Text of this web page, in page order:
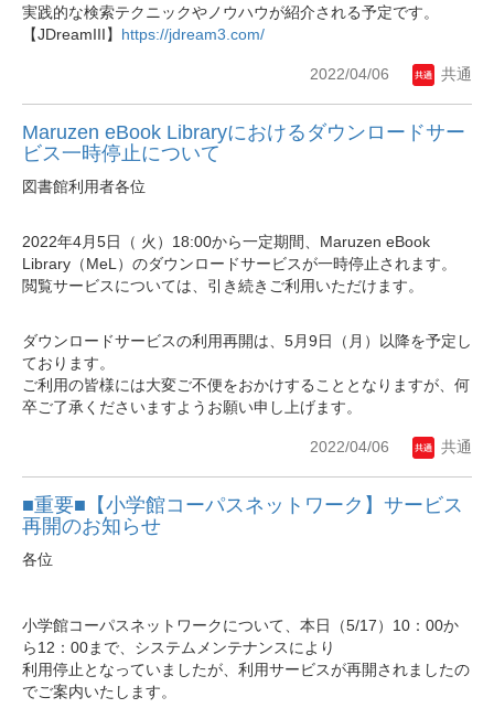
実践的な検索テクニックやノウハウが紹介される予定です。
【JDreamIII】 https://jdream3.com/
2022/04/06 共通
Maruzen eBook Libraryにおけるダウンロードサー
ビス一時停止について
図書館利用者各位
2022年4月5日（ 火）18:00から一定期間、Maruzen eBook
Library（MeL）のダウンロードサービスが一時停止されます。
閲覧サービスについては、引き続きご利用いただけます。
ダウンロードサービスの利用再開は、5月9日（月）以降を予定し
ております。
ご利用の皆様には大変ご不便をおかけすることとなりますが、何
卒ご了承くださいますようお願い申し上げます。
2022/04/06 共通
■重要■【小学館コーパスネットワーク】サービス
再開のお知らせ
各位
小学館コーパスネットワークについて、本日（5/17）10：00か
ら12：00まで、システムメンテナンスにより
利用停止となっていましたが、利用サービスが再開されましたの
でご案内いたします。